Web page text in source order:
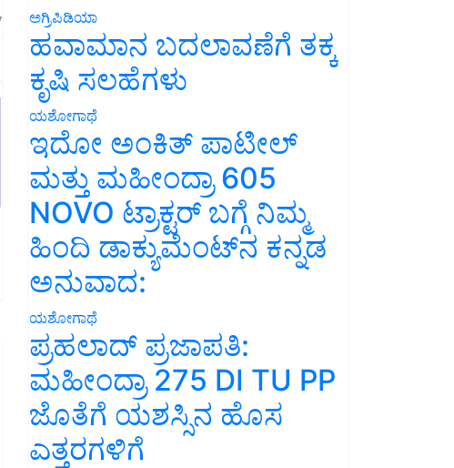
ಅಗ್ರಿಪಿಡಿಯಾ
ಹವಾಮಾನ ಬದಲಾವಣೆಗೆ ತಕ್ಕ
ಕೃಷಿ ಸಲಹೆಗಳು
ಯಶೋಗಾಥೆ
ಇದೋ ಅಂಕಿತ್ ಪಾಟೀಲ್
ಮತ್ತು ಮಹೀಂದ್ರಾ 605
NOVO ಟ್ರಾಕ್ಟರ್ ಬಗ್ಗೆ ನಿಮ್ಮ
ಹಿಂದಿ ಡಾಕ್ಯುಮೆಂಟ್‌ನ ಕನ್ನಡ
ಅನುವಾದ:
ಯಶೋಗಾಥೆ
ಪ್ರಹಲಾದ್ ಪ್ರಜಾಪತಿ:
ಮಹೀಂದ್ರಾ 275 DI TU PP
ಜೊತೆಗೆ ಯಶಸ್ಸಿನ ಹೊಸ
ಎತ್ತರಗಳಿಗೆ